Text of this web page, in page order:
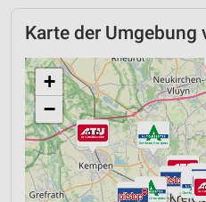
Karte der Umgebung
+
−